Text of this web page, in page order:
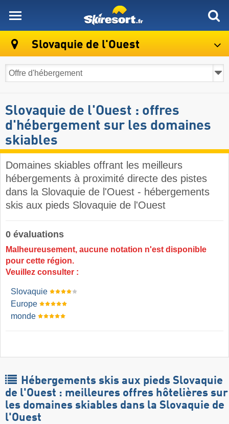
Slovaquie de l'Ouest
Slovaquie de l'Ouest : offres
d'hébergement sur les domaines
skiables
Domaines skiables offrant les meilleurs
hébergements à proximité directe des pistes
dans la Slovaquie de l'Ouest - hébergements
skis aux pieds Slovaquie de l'Ouest
0 évaluations
Malheureusement, aucune notation n'est disponible
pour cette région.
Veuillez consulter :
Slovaquie
Europe
monde
Hébergements skis aux pieds Slovaquie
de l'Ouest : meilleures offres hôtelières sur
les domaines skiables dans la Slovaquie de
l'Ouest ​